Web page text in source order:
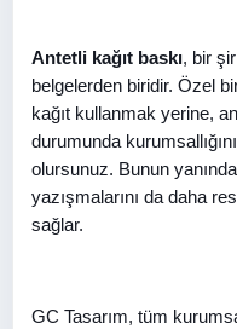
Antetli kağıt baskı, bir
belgelerden biridir. Özel
kağıt kullanmak yerine,
durumunda
olursunuz. Bunun
yazışmalarını da daha
sağlar.
GC Tasarım, tüm